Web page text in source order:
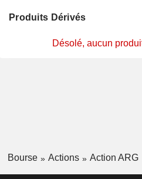
Produits Dérivés
Désolé, aucun
Bourse Actions Action ARG